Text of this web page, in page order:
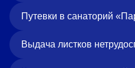
Путевки в санаторий
Выдача листков